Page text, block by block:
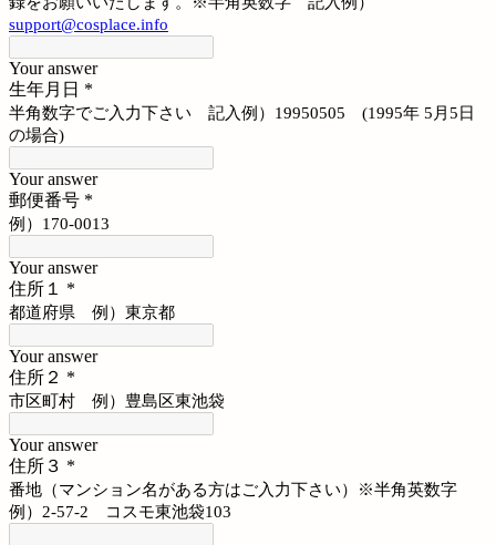
support@cosplace.info
Your answer
生年月日 *
半角数字でご入力下さい 記入例）19950505 (1995年 5月5日
の場合)
Your answer
郵便番号 *
例）170-0013
Your answer
住所１ *
都道府県 例）東京都
Your answer
住所２ *
市区町村 例）豊島区東池袋
Your answer
住所３ *
番地（マンション名がある方はご入力下さい）※半角英数字
例）2-57-2 コスモ東池袋103